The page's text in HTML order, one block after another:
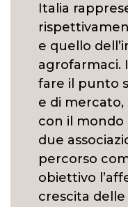
Italia
e quello
agrofarmaci.
fare il punto
e di mercato,
con il mondo
due
percorso
obiettivo
crescita